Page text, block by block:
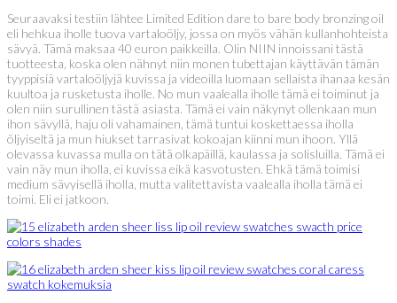
Seuraavaksi testiin lähtee Limited Edition dare to bare body bronzing oil
eli hehkua iholle tuova vartaloöljy, jossa on myös vähän kullanhohteista
sävyä. Tämä maksaa 40 euron paikkeilla. Olin NIIN innoissani tästä
tuotteesta, koska olen nähnyt niin monen tubettajan käyttävän tämän
tyyppisiä vartaloöljyjä kuvissa ja videoilla luomaan sellaista ihanaa kesän
kuultoa ja rusketusta iholle. No mun vaalealla iholle tämä ei toiminut ja
olen niin surullinen tästä asiasta. Tämä ei vain näkynyt ollenkaan mun
ihon sävyllä, haju oli vahamainen, tämä tuntui koskettaessa iholla
öljyiseltä ja mun hiukset tarrasivat kokoajan kiinni mun ihoon. Yllä
olevassa kuvassa mulla on tätä olkapäillä, kaulassa ja solisluilla. Tämä ei
vain näy mun iholla, ei kuvissa eikä kasvotusten. Ehkä tämä toimisi
medium sävyisellä iholla, mutta valitettavista vaalealla iholla tämä ei
toimi. Eli ei jatkoon.